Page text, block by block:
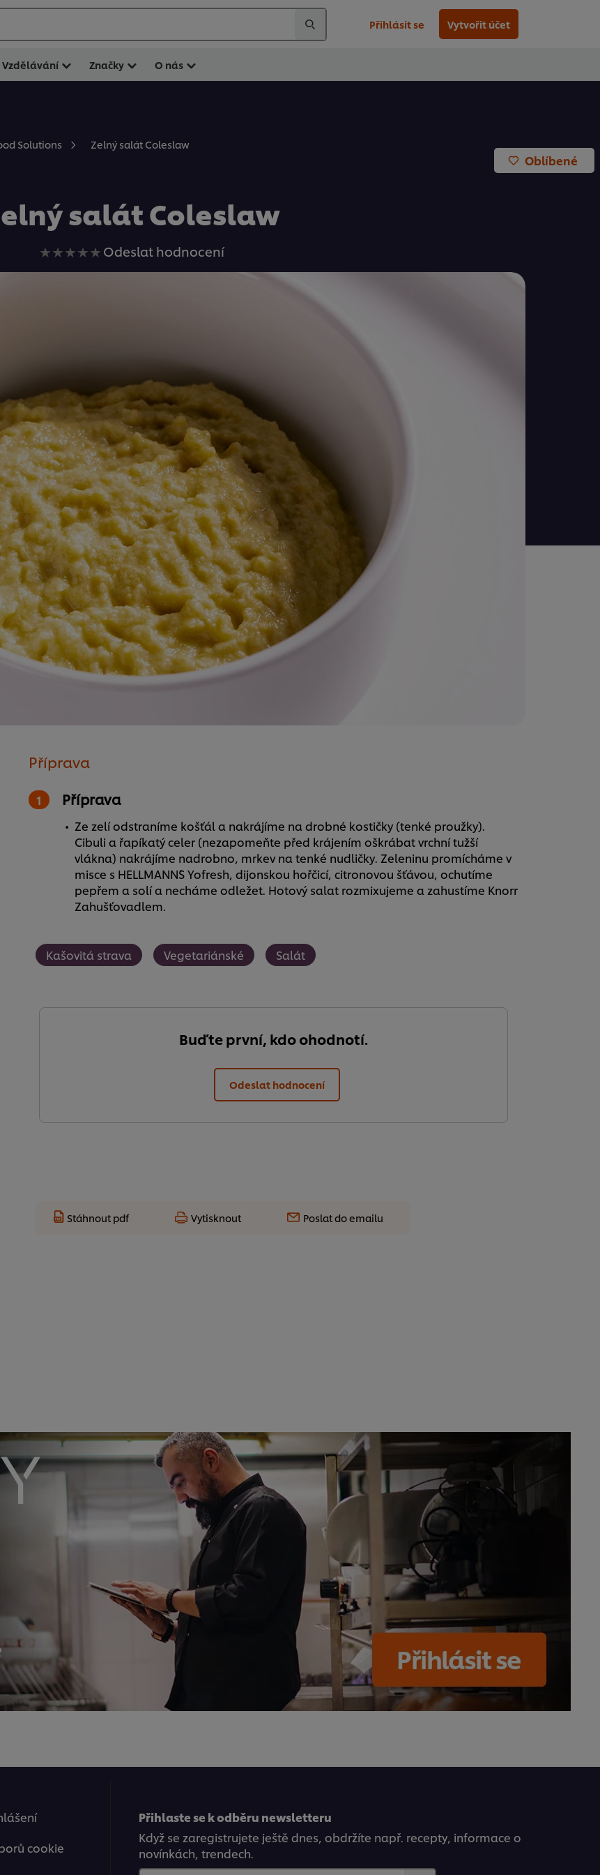
Přihlásit se Vytvořit účet
Vzdělávání Značky O nás
Solutions Zelný salát Coleslaw
Oblíbené
salát Coleslaw
Pro
tuto
Odeslat hodnocení
Příprava
Příprava
Ze zelí odstraníme košťál a nakrájíme na drobné kostičky (tenké proužky).
Cibuli a řapíkatý celer (nezapomeňte před krájením oškrábat vrchní tužší
vlákna) nakrájíme nadrobno, mrkev na tenké nudličky. Zeleninu promícháme v
misce s HELLMANN´S Yofresh, dijonskou hořčicí, citronovou šťávou, ochutíme
pepřem a solí a necháme odležet. Hotový salat rozmixujeme a zahustíme Knorr
Zahušťovadlem.
Kašovitá strava Vegetariánské Salát
Buďte první, kdo ohodnotí.
Odeslat hodnocení
Stáhnout pdf Vytisknout Poslat do emailu
cookie
Přihlaste se k odběru newsletteru
Když se zaregistrujete ještě dnes, obdržíte např. recepty, informace o
novínkách, trendech.